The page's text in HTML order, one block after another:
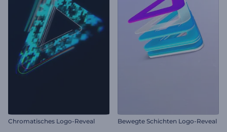
Chromatisches Logo-Reveal Bewegte Schichten Logo-Reveal